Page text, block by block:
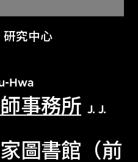
研究中心
Hwa
事務所 J. J.
圖書館（前
二十一世紀視覺